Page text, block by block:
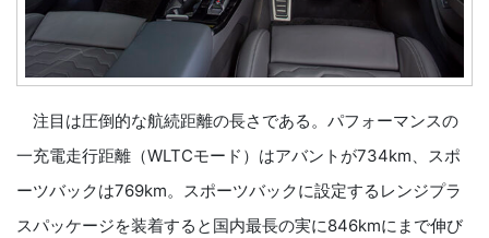
注目は圧倒的な航続距離の長さである。パフォーマンスの
一充電走行距離（WLTCモード）はアバントが734km、スポ
ーツバックは769km。スポーツバックに設定するレンジプラ
スパッケージを装着すると国内最長の実に846kmにまで伸び